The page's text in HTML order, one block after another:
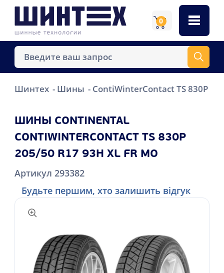
0
Шинтех Шины ContiWinterContact TS 830P
ШИНЫ CONTINENTAL
CONTIWINTERCONTACT TS 830P
205/50 R17 93H XL FR MO
Артикул 293382
Будьте першим, хто залишить відгук